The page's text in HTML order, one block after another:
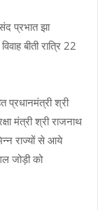
प्रभात झा
बीती रात्रि 22
प्रधानमंत्री श्री
मंत्री श्री राजनाथ
राज्यों से आये
जोड़ी को